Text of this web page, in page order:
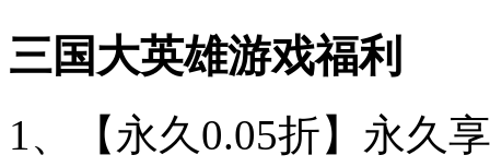
三国大英雄游戏福利
1、【永久0.05折】永久